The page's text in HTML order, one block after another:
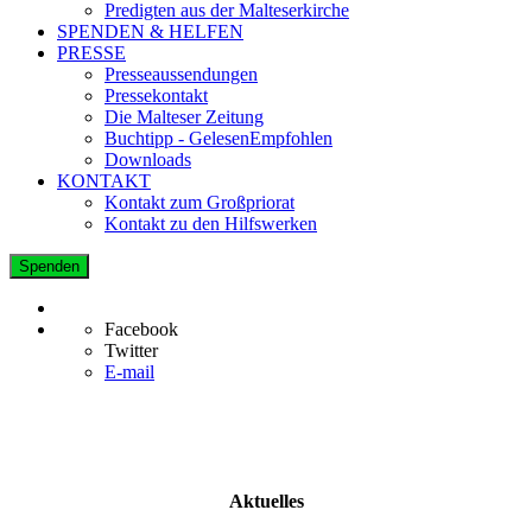
Predigten aus der Malteserkirche
SPENDEN & HELFEN
PRESSE
Presseaussendungen
Pressekontakt
Die Malteser Zeitung
Buchtipp - GelesenEmpfohlen
Downloads
KONTAKT
Kontakt zum Großpriorat
Kontakt zu den Hilfswerken
Spenden
Facebook
Twitter
E-mail
Aktuelles